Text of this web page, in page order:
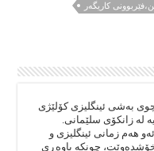
كاريگەر
بەشی ئینگلیزی کۆلێژی
لە زانکۆی سلێمانی.
هەم زمانی ئینگلیزی و
چونکە باوەڕی